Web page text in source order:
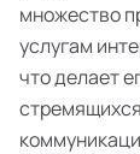
множество
услугам
что делает